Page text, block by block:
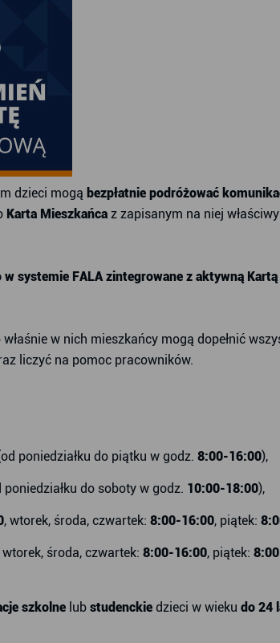
dzieci mogą bezpłatnie podróżować
Karta Mieszkańca z zapisanym na niej
w systemie FALA zintegrowane z aktywną Kartą
właśnie w nich mieszkańcy mogą dopełnić
liczyć na pomoc pracowników.
poniedziałku do piątku w godz. 8:00-16:00),
poniedziałku do soboty w godz. 10:00-18:00),
, wtorek, środa, czwartek: 8:00-16:00, piątek:
wtorek, środa, czwartek: 8:00-16:00, piątek:
szkolne lub studenckie dzieci w wieku do 24